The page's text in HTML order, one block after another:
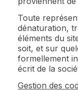
Toute
dénaturation,
éléments du
soit, et sur
formellement
écrit de la
Gestion des